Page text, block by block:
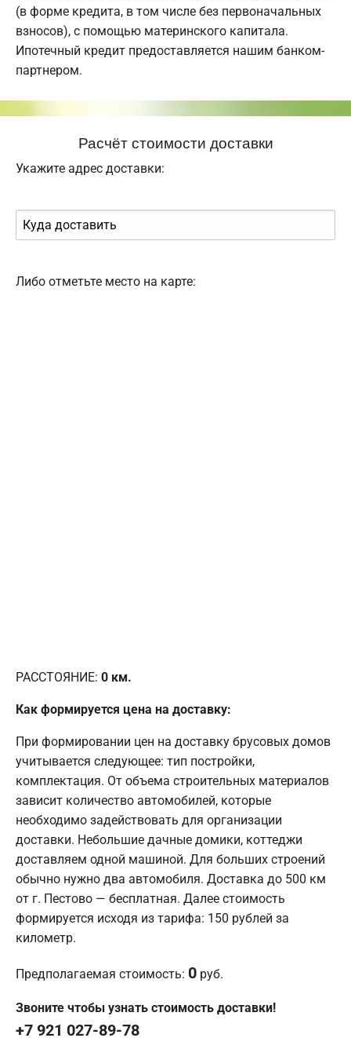
(в форме кредита, в том числе без первоначальных
взносов), с помощью материнского капитала.
Ипотечный кредит предоставляется нашим банком-
партнером.
Расчёт стоимости доставки
Укажите адрес доставки:
Либо отметьте место на карте:
РАССТОЯНИЕ: 0 км.
Как формируется цена на доставку:
При формировании цен на доставку брусовых домов
учитывается следующее: тип постройки,
комплектация. От объема строительных материалов
зависит количество автомобилей, которые
необходимо задействовать для организации
доставки. Небольшие дачные домики, коттеджи
доставляем одной машиной. Для больших строений
обычно нужно два автомобиля. Доставка до 500 км
от г. Пестово — бесплатная. Далее стоимость
формируется исходя из тарифа: 150 рублей за
километр.
Предполагаемая стоимость: 0 руб.
Звоните чтобы узнать стоимость доставки!
+7 921 027-89-78